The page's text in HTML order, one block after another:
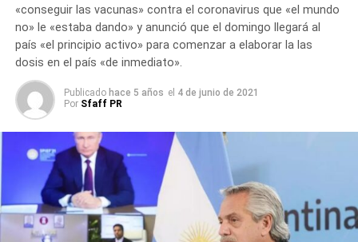
«conseguir las vacunas» contra el coronavirus que «el mundo
no» le «estaba dando» y anunció que el domingo llegará al
país «el principio activo» para comenzar a elaborar la las
dosis en el país «de inmediato».
Publicado hace 5 años el 4 de junio de 2021
Por Sfaff PR